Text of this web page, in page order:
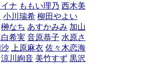
ナ ももい理乃 西木美
小川瑞希 柳田やよい
榊なち あすかみみ 加山
希実 音原恭子 水原さ
上原麻衣 佐々木恋海
涼川絢音 美竹すず 黒沢